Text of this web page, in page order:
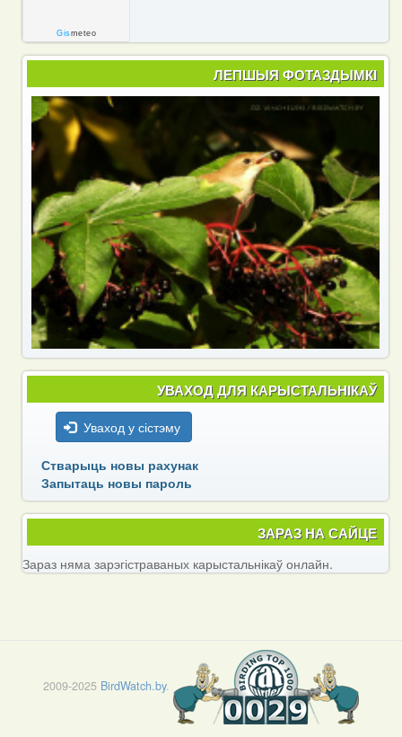
Gismeteo
ЛЕПШЫЯ ФОТАЗДЫМКІ
УВАХОД ДЛЯ КАРЫСТАЛЬНІКАЎ
Уваход у сістэму
Стварыць новы рахунак
Запытаць новы пароль
ЗАРАЗ НА САЙЦЕ
Зараз няма зарэгістраваных карыстальнікаў онлайн.
2009-2025 BirdWatch.by.